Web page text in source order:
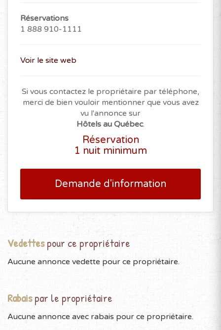
Réservations
1 888 910-1111
Voir le site web
Si vous contactez le propriétaire par téléphone,
merci de bien vouloir mentionner que vous avez
vu l'annonce sur
Hôtels au Québec.
Réservation
1 nuit minimum
Demande d'information
Vedettespour ce propriétaire
Aucune annonce vedette pour ce propriétaire.
Rabaispar le propriétaire
Aucune annonce avec rabais pour ce propriétaire.